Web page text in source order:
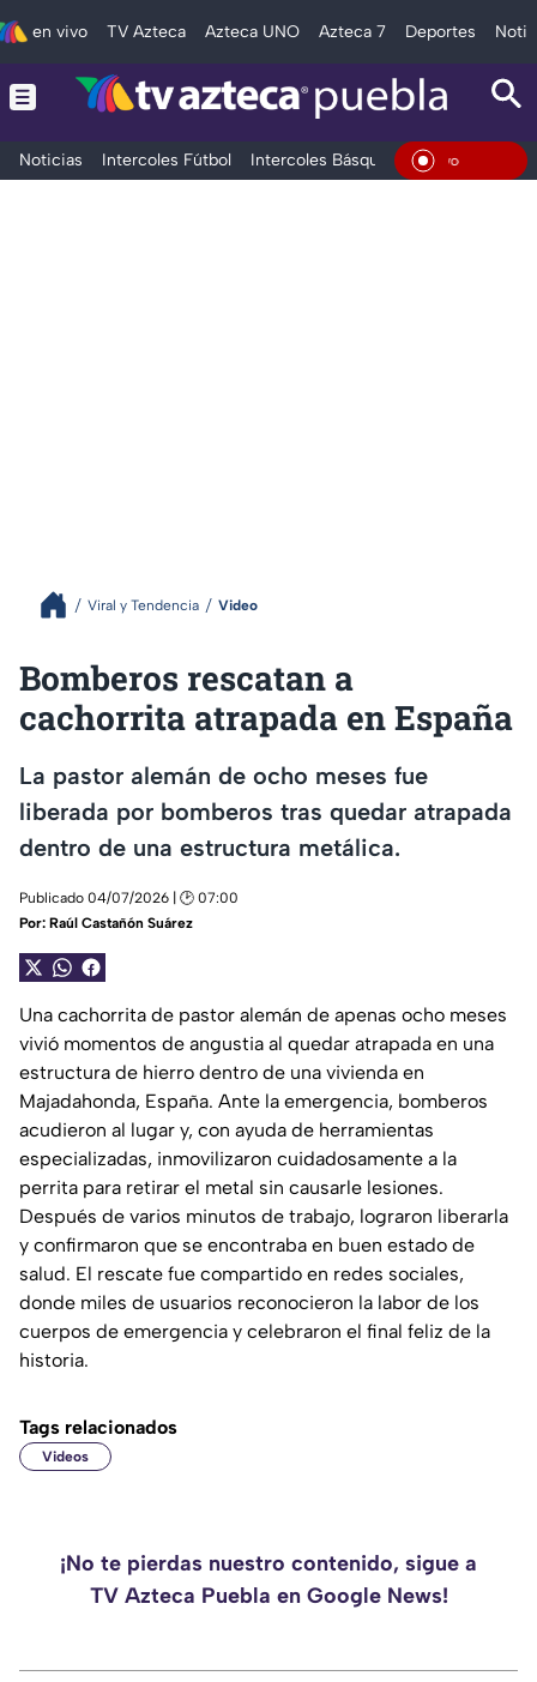
en vivo TV Azteca Azteca UNO Azteca 7 Deportes
Noticias Intercoles Fútbol Intercoles Básquetbol Deportes En
Viral y Tendencia Video
Bomberos rescatan a
cachorrita atrapada en España
La pastor alemán de ocho meses fue
liberada por bomberos tras quedar atrapada
dentro de una estructura metálica.
Publicado 04/07/2026 | 🕑 07:00
Por: Raúl Castañón Suárez
Una cachorrita de pastor alemán de apenas ocho meses
vivió momentos de angustia al quedar atrapada en una
estructura de hierro dentro de una vivienda en
Majadahonda, España. Ante la emergencia, bomberos
acudieron al lugar y, con ayuda de herramientas
especializadas, inmovilizaron cuidadosamente a la
perrita para retirar el metal sin causarle lesiones.
Después de varios minutos de trabajo, lograron liberarla
y confirmaron que se encontraba en buen estado de
salud. El rescate fue compartido en redes sociales,
donde miles de usuarios reconocieron la labor de los
cuerpos de emergencia y celebraron el final feliz de la
historia.
Tags relacionados
Videos
¡No te pierdas nuestro contenido, sigue a
TV Azteca Puebla en Google News!